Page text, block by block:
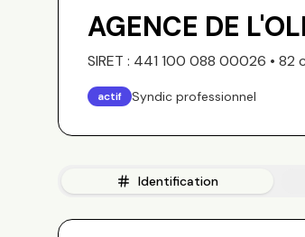
AGENCE DE
SIRET : 441 100 088 00026 • 82
actif Syndic professionnel
Identification